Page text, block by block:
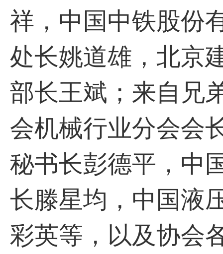
祥，中国中铁股份
处长姚道雄，北京
部长王斌；来自兄
会机械行业分会会
秘书长彭德平，中
长滕星均，中国液
彩英等，以及协会